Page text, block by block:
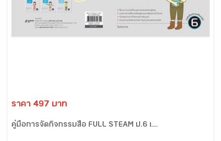
ราคา 497 บาท
คู่มือการจัดกิจกรรมสื่อ FULL STEAM ป.6 เ...